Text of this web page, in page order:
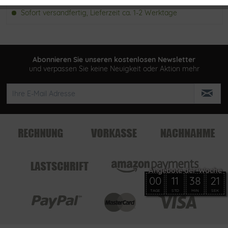
Sofort versandfertig, Lieferzeit ca. 1-2 Werktage
Abonnieren Sie unseren kostenlosen Newsletter
und verpassen Sie keine Neuigkeit oder Aktion mehr
00
TAGE
11
STD
38
MIN
21
SEK